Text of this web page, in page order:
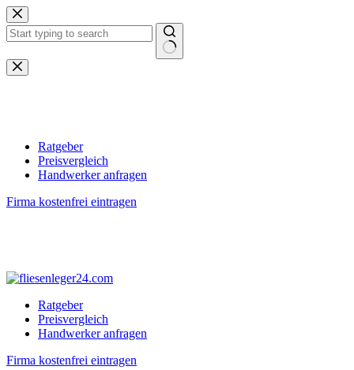
Zum
Inhalt
springen
Keine
Ergebnisse
Ratgeber
Preisvergleich
Handwerker anfragen
Firma kostenfrei eintragen
Ratgeber
Preisvergleich
Handwerker anfragen
Firma kostenfrei eintragen